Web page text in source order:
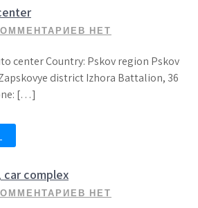
НЕТ
center Country: Pskov region Pskov
district Izhora Battalion, 36
[…]
car complex
НЕТ